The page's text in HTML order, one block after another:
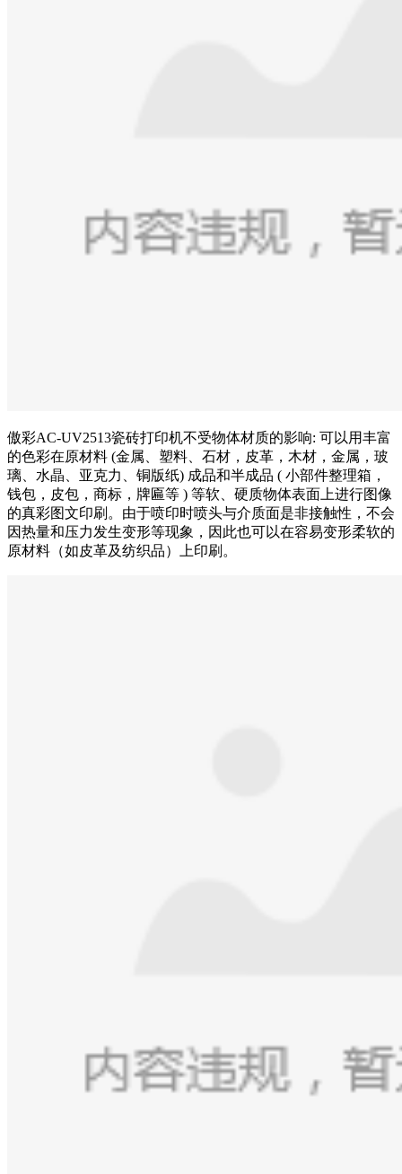
傲彩AC-UV2513瓷砖打印机不受物体材质的影响: 可以用丰富
的色彩在原材料 (金属、塑料、石材，皮革，木材，金属，玻
璃、水晶、亚克力、铜版纸) 成品和半成品 ( 小部件整理箱，
钱包，皮包，商标，牌匾等 ) 等软、硬质物体表面上进行图像
的真彩图文印刷。由于喷印时喷头与介质面是非接触性，不会
因热量和压力发生变形等现象，因此也可以在容易变形柔软的
原材料（如皮革及纺织品）上印刷。